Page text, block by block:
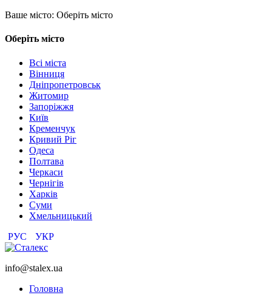
Ваше місто: Оберіть місто
Оберіть місто
Всі міста
Вінниця
Дніпропетровськ
Житомир
Запоріжжя
Київ
Кременчук
Кривий Ріг
Одеса
Полтава
Черкаси
Чернігів
Харків
Суми
Хмельницький
РУС
УКР
info@stalex.ua
Головна